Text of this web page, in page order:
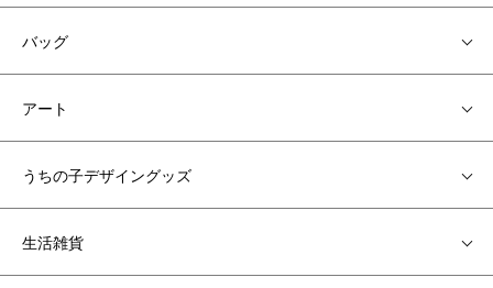
バッグ
アート
うちの子デザイングッズ
生活雑貨